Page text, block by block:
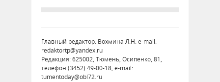
Главный редактор: Вохмина Л.Н. e-mail:
redaktortp@yandex.ru
Редакция: 625002, Тюмень, Осипенко, 81,
телефон (3452) 49-00-18, e-mail:
tumentoday@obl72.ru